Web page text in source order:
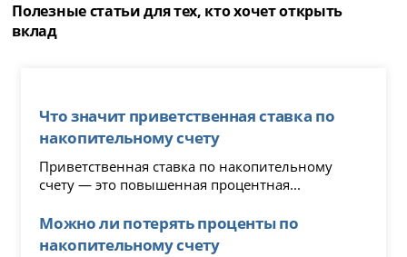
Полезные статьи для тех, кто хочет открыть
вклад
Что значит приветственная ставка по
накопительному счету
Приветственная ставка по накопительному
счету — это повышенная процентная...
Можно ли потерять проценты по
накопительному счету